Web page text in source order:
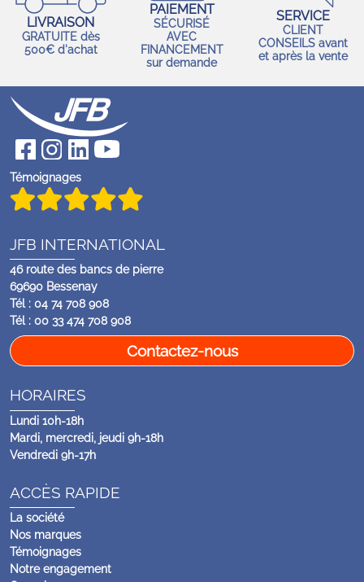
LIVRAISON
GRATUITE dès
500€ d'achat
PAIEMENT
SÉCURISÉ
AVEC
FINANCEMENT
sur demande
SERVICE
CLIENT
CONSEILS avant
et après la vente
Témoignages
JFB INTERNATIONAL
46 route des bancs de pierre
69690 Bessenay
Tél : 04 74 708 908
Tél : 00 33 474 708 908
Contactez-nous
HORAIRES
Lundi 10h-18h
Mardi, mercredi, jeudi 9h-18h
Vendredi 9h-17h
ACCÈS RAPIDE
La société
Nos marques
Témoignages
Notre engagement